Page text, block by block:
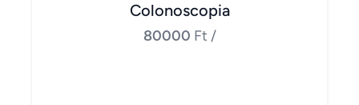
Colonoscopia
80000 Ft /